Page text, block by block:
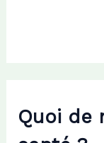
Quoi de